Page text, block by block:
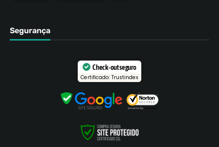
Segurança
Check-out seguro
Certificado: Trustindex